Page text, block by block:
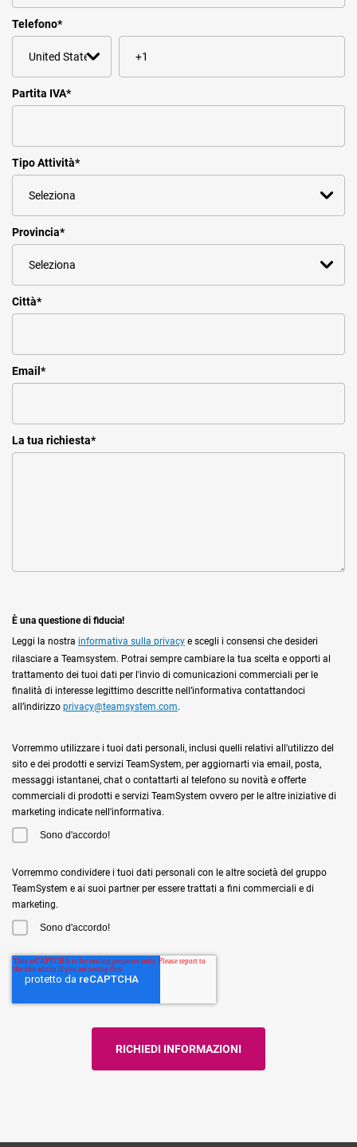
Telefono*
Partita IVA*
Tipo Attività*
Provincia*
Città*
Email *
La tua richiesta*
È una questione di fiducia!
Leggi la nostra informativa sulla privacy e scegli i consensi che desideri
rilasciare a Teamsystem. Potrai sempre cambiare la tua scelta e opporti al
trattamento dei tuoi dati per l'invio di comunicazioni commerciali per le
finalità di interesse legittimo descritte nell’informativa contattandoci
all’indirizzo privacy@teamsystem.com.
Vorremmo utilizzare i tuoi dati personali, inclusi quelli relativi all'utilizzo del
sito e dei prodotti e servizi TeamSystem, per aggiornarti via email, posta,
messaggi istantanei, chat o contattarti al telefono su novità e offerte
commerciali di prodotti e servizi TeamSystem ovvero per le altre iniziative di
marketing indicate nell'informativa.
Sono d'accordo!
Vorremmo condividere i tuoi dati personali con le altre società del gruppo
TeamSystem e ai suoi partner per essere trattati a fini commerciali e di
marketing.
Sono d'accordo!